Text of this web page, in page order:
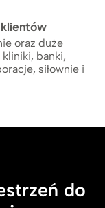
oraz duże
banki,
siłownie i
do